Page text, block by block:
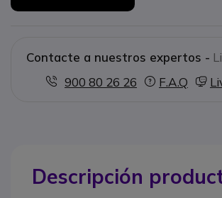
Contacte a nuestros expertos -
900 80 26 26
F.A.Q
Descripción